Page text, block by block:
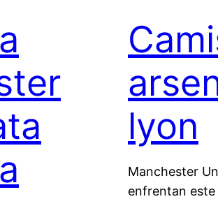
lyon
Manchester
enfrentan